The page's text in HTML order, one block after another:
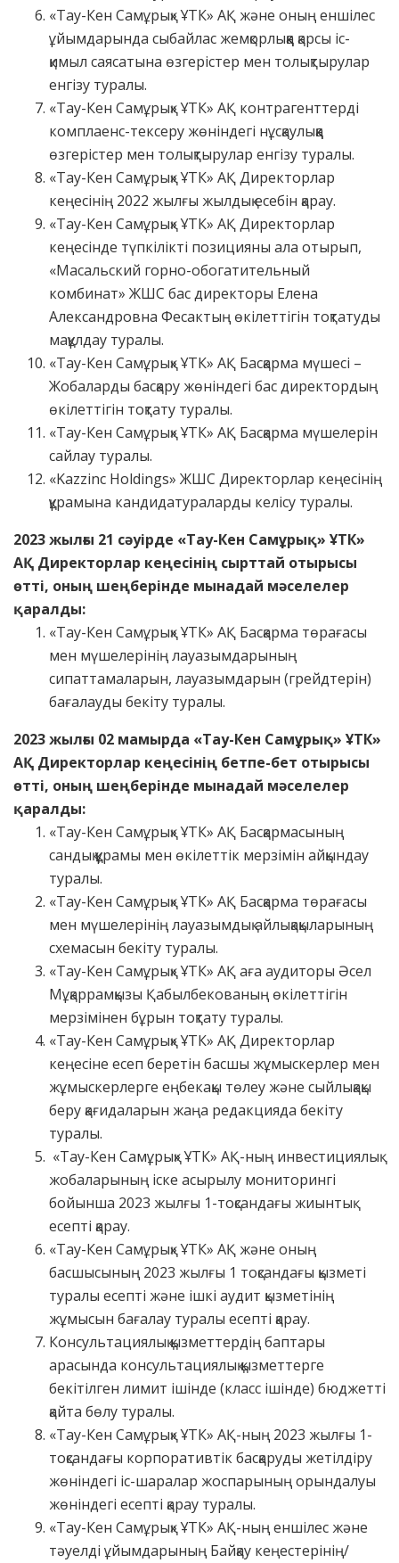
«Тау-Кен Самұрық» ҰТК» АҚ және оның еншілес
ұйымдарында сыбайлас жемқорлыққа қарсы іс-
қимыл саясатына өзгерістер мен толықтырулар
енгізу туралы.
«Тау-Кен Самұрық» ҰТК» АҚ контрагенттерді
комплаенс-тексеру жөніндегі нұсқаулыққа
өзгерістер мен толықтырулар енгізу туралы.
«Тау-Кен Самұрық» ҰТК» АҚ Директорлар
кеңесінің 2022 жылғы жылдық есебін қарау.
«Тау-Кен Самұрық» ҰТК» АҚ Директорлар
кеңесінде түпкілікті позицияны ала отырып,
«Масальский горно-обогатительный
комбинат» ЖШС бас директоры Елена
Александровна Фесактың өкілеттігін тоқтатуды
мақұлдау туралы.
«Тау-Кен Самұрық» ҰТК» АҚ Басқарма мүшесі –
Жобаларды басқару жөніндегі бас директордың
өкілеттігін тоқтату туралы.
«Тау-Кен Самұрық» ҰТК» АҚ Басқарма мүшелерін
сайлау туралы.
«Kazzinc Holdings» ЖШС Директорлар кеңесінің
құрамына кандидатураларды келісу туралы.
2023 жылғы 21 сәуірде «Тау-Кен Самұрық» ҰТК»
АҚ Директорлар кеңесінің сырттай отырысы
өтті, оның шеңберінде мынадай мәселелер
қаралды:
«Тау-Кен Самұрық» ҰТК» АҚ Басқарма төрағасы
мен мүшелерінің лауазымдарының
сипаттамаларын, лауазымдарын (грейдтерін)
бағалауды бекіту туралы.
2023 жылғы 02 мамырда «Тау-Кен Самұрық» ҰТК»
АҚ Директорлар кеңесінің бетпе-бет отырысы
өтті, оның шеңберінде мынадай мәселелер
қаралды:
«Тау-Кен Самұрық» ҰТК» АҚ Басқармасының
сандық құрамы мен өкілеттік мерзімін айқындау
туралы.
«Тау-Кен Самұрық» ҰТК» АҚ Басқарма төрағасы
мен мүшелерінің лауазымдық айлықақыларының
схемасын бекіту туралы.
«Тау-Кен Самұрық» ҰТК» АҚ аға аудиторы Әсел
Мұқаррамқызы Қабылбекованың өкілеттігін
мерзімінен бұрын тоқтату туралы.
«Тау-Кен Самұрық» ҰТК» АҚ Директорлар
кеңесіне есеп беретін басшы жұмыскерлер мен
жұмыскерлерге еңбекақы төлеу және сыйлықақы
беру қағидаларын жаңа редакцияда бекіту
туралы.
«Тау-Кен Самұрық» ҰТК» АҚ-ның инвестициялық
жобаларының іске асырылу мониторингі
бойынша 2023 жылғы 1-тоқсандағы жиынтық
есепті қарау.
«Тау-Кен Самұрық» ҰТК» АҚ және оның
басшысының 2023 жылғы 1 тоқсандағы қызметі
туралы есепті және ішкі аудит қызметінің
жұмысын бағалау туралы есепті қарау.
Консультациялық қызметтердің баптары
арасында консультациялық қызметтерге
бекітілген лимит ішінде (класс ішінде) бюджетті
қайта бөлу туралы.
«Тау-Кен Самұрық» ҰТК» АҚ-ның 2023 жылғы 1-
тоқсандағы корпоративтік басқаруды жетілдіру
жөніндегі іс-шаралар жоспарының орындалуы
жөніндегі есепті қарау туралы.
«Тау-Кен Самұрық» ҰТК» АҚ-ның еншілес және
тәуелді ұйымдарының Байқау кеңестерінің/